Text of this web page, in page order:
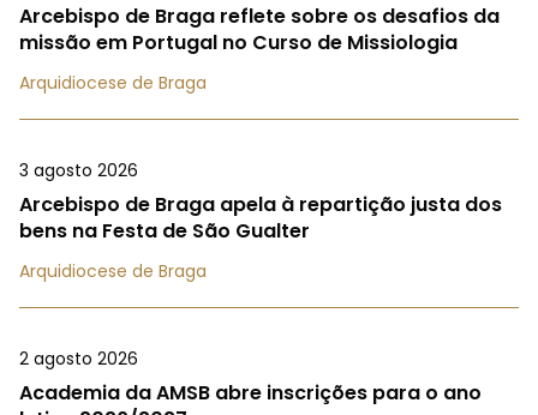
Arcebispo de Braga reflete sobre os desafios da
missão em Portugal no Curso de Missiologia
Arquidiocese de Braga
3 agosto 2026
Arcebispo de Braga apela à repartição justa dos
bens na Festa de São Gualter
Arquidiocese de Braga
2 agosto 2026
Academia da AMSB abre inscrições para o ano